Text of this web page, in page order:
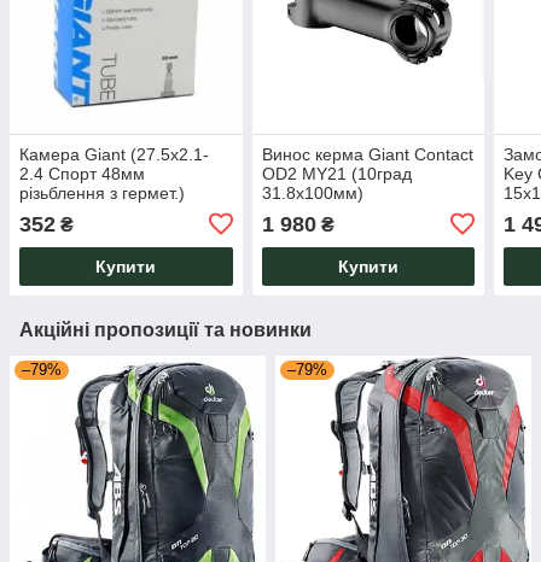
Камера Giant (27.5х2.1-
2.4 Спорт 48мм
різьблення з гермет.)
352 ₴
Купити
Винос керма Giant Contact
OD2 MY21 (10град
31.8x100мм)
1 980₴
Купити
Key
1
Акційні пропозиції та новинки
–79% –79%